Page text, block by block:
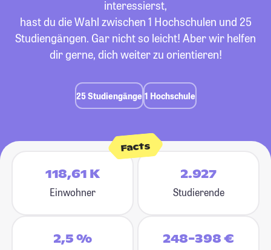
interessierst,
hast du die Wahl zwischen 1 Hochschulen und 25
Studiengängen. Gar nicht so leicht! Aber wir helfen
dir gerne, dich weiter zu orientieren!
25 Studiengänge 1 Hochschule
Facts
118,61 K
Einwohner
2.927
Studierende
2,5 % 248-398 €